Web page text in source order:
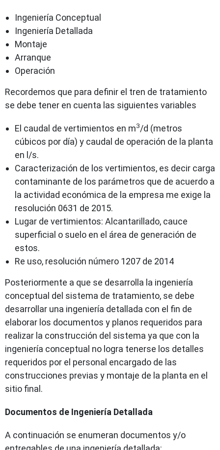
Ingeniería Conceptual
Ingeniería Detallada
Montaje
Arranque
Operación
Recordemos que para definir el tren de tratamiento
se debe tener en cuenta las siguientes variables
El caudal de vertimientos en m3/d (metros
cúbicos por día) y caudal de operación de la planta
en l/s.
Caracterización de los vertimientos, es decir carga
contaminante de los parámetros que de acuerdo a
la actividad económica de la empresa me exige la
resolución 0631 de 2015.
Lugar de vertimientos: Alcantarillado, cauce
superficial o suelo en el área de generación de
estos.
Re uso, resolución número 1207 de 2014
Posteriormente a que se desarrolla la ingeniería
conceptual del sistema de tratamiento, se debe
desarrollar una ingeniería detallada con el fin de
elaborar los documentos y planos requeridos para
realizar la construcción del sistema ya que con la
ingeniería conceptual no logra tenerse los detalles
requeridos por el personal encargado de las
construcciones previas y montaje de la planta en el
sitio final.
Documentos de Ingeniería Detallada
A continuación se enumeran documentos y/o